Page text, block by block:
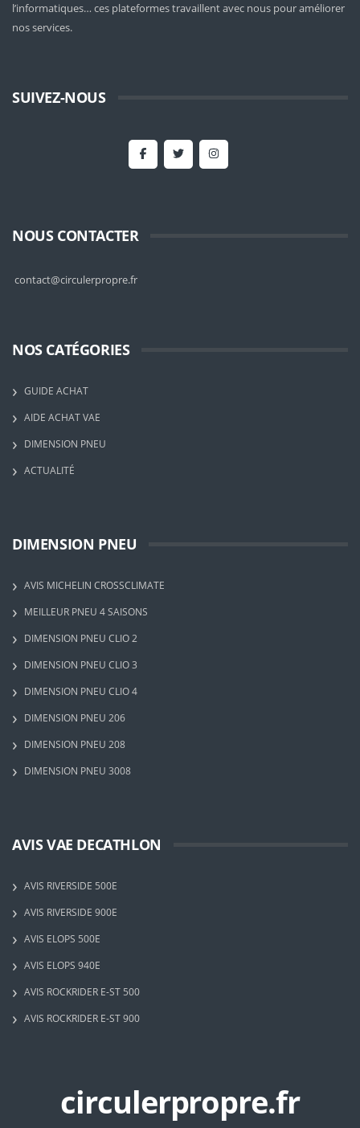
l’informatiques… ces plateformes travaillent avec nous pour améliorer
nos services.
SUIVEZ-NOUS
NOUS CONTACTER
contact@circulerpropre.fr
NOS CATÉGORIES
GUIDE ACHAT
AIDE ACHAT VAE
DIMENSION PNEU
ACTUALITÉ
DIMENSION PNEU
AVIS MICHELIN CROSSCLIMATE
MEILLEUR PNEU 4 SAISONS
DIMENSION PNEU CLIO 2
DIMENSION PNEU CLIO 3
DIMENSION PNEU CLIO 4
DIMENSION PNEU 206
DIMENSION PNEU 208
DIMENSION PNEU 3008
AVIS VAE DECATHLON
AVIS RIVERSIDE 500E
AVIS RIVERSIDE 900E
AVIS ELOPS 500E
AVIS ELOPS 940E
AVIS ROCKRIDER E-ST 500
AVIS ROCKRIDER E-ST 900
circulerpropre.fr